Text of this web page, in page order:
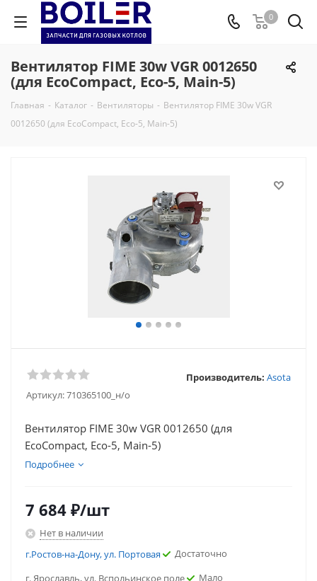
0
Вентилятор FIME 30w VGR 0012650
(для EcoCompact, Eco-5, Main-5)
Главная - Каталог - Вентиляторы - Вентилятор FIME 30w VGR
0012650 (для EcoCompact, Eco-5, Main-5)
Артикул:710365100_н/о
Производитель: Asota
Вентилятор FIME 30w VGR 0012650 (для
EcoCompact, Eco-5, Main-5)
Подробнее
7 684 ₽/шт
Нет в наличии
г.Ростов-на-Дону, ул. Портовая
Достаточно
г. Ярославль, ул. Вспольинское поле
Мало